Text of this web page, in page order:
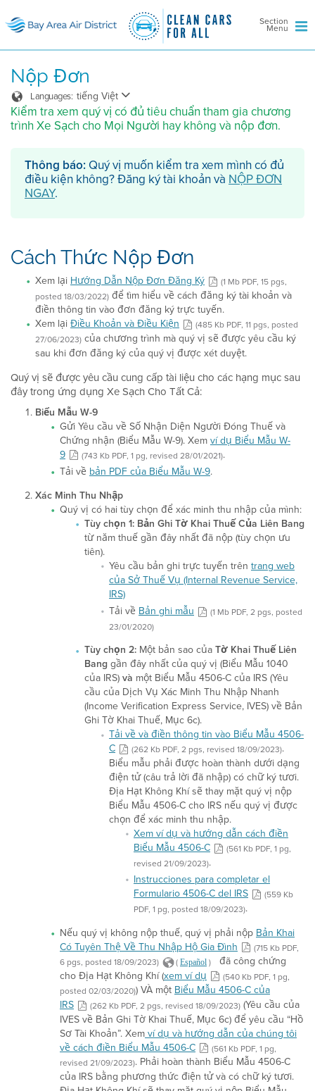
Section
Menu
Nộp Đơn
Languages: tiếng Việt
Kiểm tra xem quý vị có đủ tiêu chuẩn tham gia chương
trình Xe Sạch cho Mọi Người hay không và nộp đơn.
Thông báo: Quý vị muốn kiểm tra xem mình có đủ
điều kiện không? Đăng ký tài khoản và NỘP ĐƠN
NGAY.
Cách Thức Nộp Đơn
Xem lại Hướng Dẫn Nộp Đơn Đăng Ký
(1 Mb PDF, 15 pgs,
posted 18/03/2022) để tìm hiểu về cách đăng ký tài khoản và
điền thông tin vào đơn đăng ký trực tuyến.
Xem lạiĐiều Khoản và Điều Kiện
(485 Kb PDF, 11 pgs, posted
27/06/2023) của chương trình mà quý vị sẽ được yêu cầu ký
sau khi đơn đăng ký của quý vị được xét duyệt.
Quý vị sẽ được yêu cầu cung cấp tài liệu cho các hạng mục sau
đây trong ứng dụng Xe Sạch Cho Tất Cả:
Biểu Mẫu W-9
Gửi Yêu cầu về Số Nhận Diện Người Đóng Thuế và
Chứng nhận (Biểu Mẫu W-9). Xemví dụ Biểu Mẫu W-
9
(743 Kb PDF, 1 pg, revised 28/01/2021).
Tải về bản PDF của Biểu Mẫu W-9.
Xác Minh Thu Nhập
Quý vị có hai tùy chọn để xác minh thu nhập của mình:
Tùy chọn 1: Bản Ghi Tờ Khai Thuế Của Liên Bang
từ năm thuế gần đây nhất đã nộp (tùy chọn ưu
tiên).
Yêu cầu bản ghi trực tuyến trên trang web
của Sở Thuế Vụ (Internal Revenue Service,
IRS)
Tải về Bản ghi mẫu
(1 Mb PDF, 2 pgs, posted
23/01/2020)
Tùy chọn 2: Một bản sao củaTờ Khai Thuế Liên
Banggần đây nhất của quý vị (Biểu Mẫu 1040
của IRS)và một Biểu Mẫu 4506-C của IRS (Yêu
cầu của Dịch Vụ Xác Minh Thu Nhập Nhanh
(Income Verification Express Service, IVES) về Bản
Ghi Tờ Khai Thuế, Mục 6c).
Tải về và điền thông tin vào Biểu Mẫu 4506-
C
(262 Kb PDF, 2 pgs, revised 18/09/2023).
Biểu mẫu phải được hoàn thành dưới dạng
điện tử (câu trả lời đã nhập) có chữ ký tươi.
Địa Hạt Không Khí sẽ thay mặt quý vị nộp
Biểu Mẫu 4506-C cho IRS nếu quý vị được
chọn để xác minh thu nhập.
Xem ví dụ và hướng dẫn cách điền
Biểu Mẫu 4506-C
(561 Kb PDF, 1 pg,
revised 21/09/2023).
Instrucciones para completar el
Formulario 4506-C del IRS
(559 Kb
PDF, 1 pg, posted 18/09/2023).
Nếu quý vị không nộp thuế, quý vị phải nộp Bản Khai
Có Tuyên Thệ Về Thu Nhập Hộ Gia Đình
(715 Kb PDF,
6 pgs, posted 18/09/2023)
( Español )
đã công chứng
cho Địa Hạt Không Khí (xem ví dụ
(540 Kb PDF, 1 pg,
posted 02/03/2020)) VÀ mộtBiểu Mẫu 4506-C của
IRS
(262 Kb PDF, 2 pgs, revised 18/09/2023) (Yêu cầu của
IVES về Bản Ghi Tờ Khai Thuế, Mục 6c) để yêu cầu “Hồ
Sơ Tài Khoản”. Xemví dụ và hướng dẫn của chúng tôi
về cách điền Biểu Mẫu 4506-C
(561 Kb PDF, 1 pg,
revised 21/09/2023). Phải hoàn thành Biểu Mẫu 4506-C
của IRS bằng phương thức điện tử và có chữ ký tươi.